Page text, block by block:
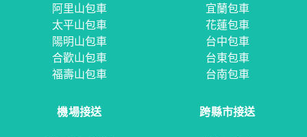
阿里山包車
太平山包車
陽明山包車
合歡山包車
福壽山包車
宜蘭包車
花蓮包車
台中包車
台東包車
台南包車
機場接送 跨縣市接送